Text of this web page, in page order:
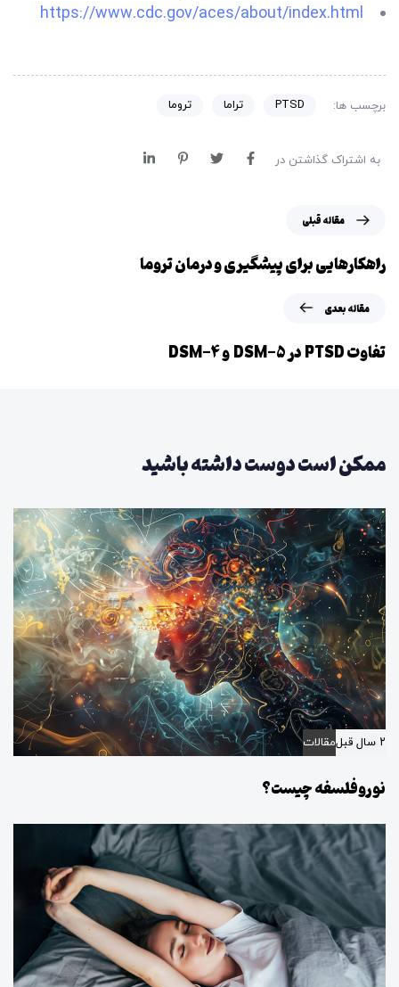
https://www.cdc.gov/aces/about/index.html
برچسب ها: PTSD تراما تروما
به اشتراک گذاشتن در
مقاله قبلی
راهکارهایی برای پیشگیری و درمان تروما
ی
مقاله بعدی
تفاوت PTSD در DSM-5 و DSM-4
ممکن است دوست داشته باشید
۲ سال قبل مقالات
نوروفلسفه چیست؟